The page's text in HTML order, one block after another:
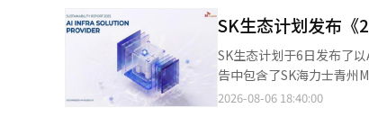
现。 政府在由副总理兼企划财政部长具允哲主持的紧急经济总部会议及经济结构创新相关部长会议上，发布了《经济
结构创新推进方向》。 政府计划开发专注于化工、钢铁、汽车、电池、造船、家电、物流、医院、酒店和显示器等十
大行业的类人机器人，并
人手的研发，并在世门金机器人铸造厂和大
落实，工业机器人和物理
SK生态计划发布《
SK生态计划于6日发布了以
告中包含了SK海力士青州
等以AI和半导体为核心的愿景和主要业务成果。 SK生态计划正
2026-08-06 18:40:00